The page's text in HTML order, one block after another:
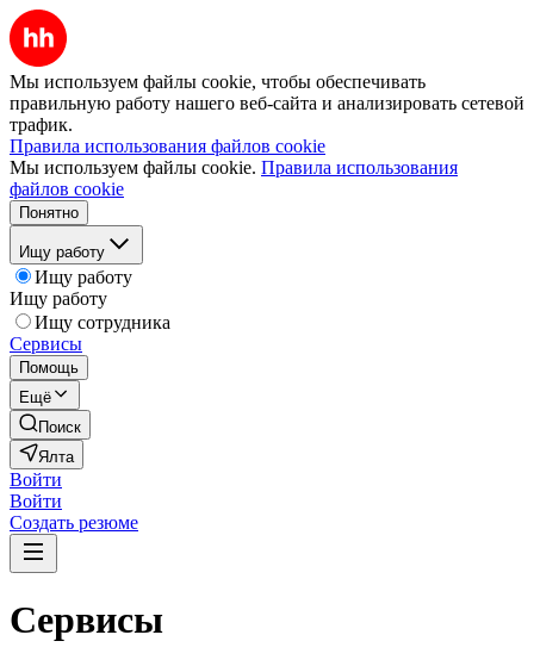
Мы используем файлы cookie, чтобы обеспечивать
правильную работу нашего веб-сайта и анализировать сетевой
трафик.
Правила использования файлов cookie
Мы используем файлы cookie. Правила использования
файлов cookie
Понятно
Ищу работу
Ищу работу
Ищу работу
Ищу сотрудника
Сервисы
Помощь
Ещё
Поиск
Ялта
Войти
Войти
Создать резюме
Сервисы